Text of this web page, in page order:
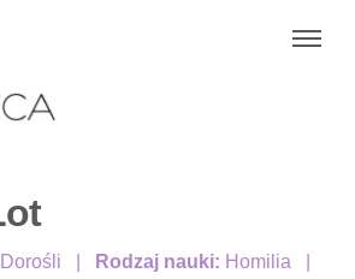
Dorośli Rodzaj nauki: Homilia